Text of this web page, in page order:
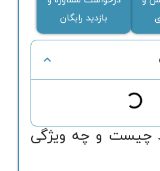
بازدید رایگان
چیست و چه ویژگی